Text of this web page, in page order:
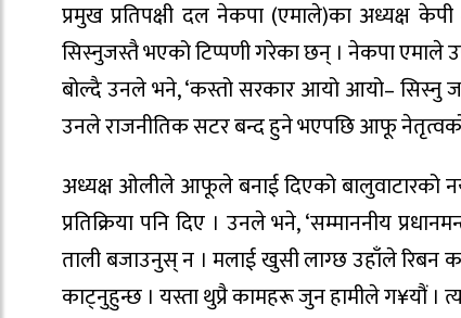
प्रमुख प्रतिपक्षी दल नेकपा (एमाले)का अध्यक्ष
सिस्नुजस्तै भएको टिप्पणी गरेका छन् । नेकपा एमाले
बोल्दै उनले भने, ‘कस्तो सरकार आयो आयो– सिस्नु
उनले राजनीतिक सटर बन्द हुने भएपछि आफू
अध्यक्ष ओलीले आफूले बनाई दिएको बालुवाटारको
प्रतिक्रिया पनि दिए । उनले भने, ‘सम्माननीय
ताली बजाउनुस् न । मलाई खुसी लाग्छ उहाँले रिबन
काट्नुहुन्छ । यस्ता थुप्रै कामहरू जुन हामीले ग¥यौं ।